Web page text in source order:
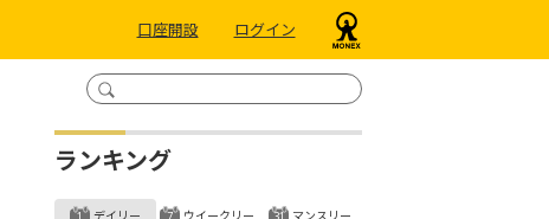
口座開設 ログイン
ランキング
デイリー ウイークリー マンスリー